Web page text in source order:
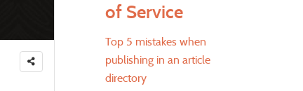
of Service
Top 5 mistakes when
publishing in an article
directory